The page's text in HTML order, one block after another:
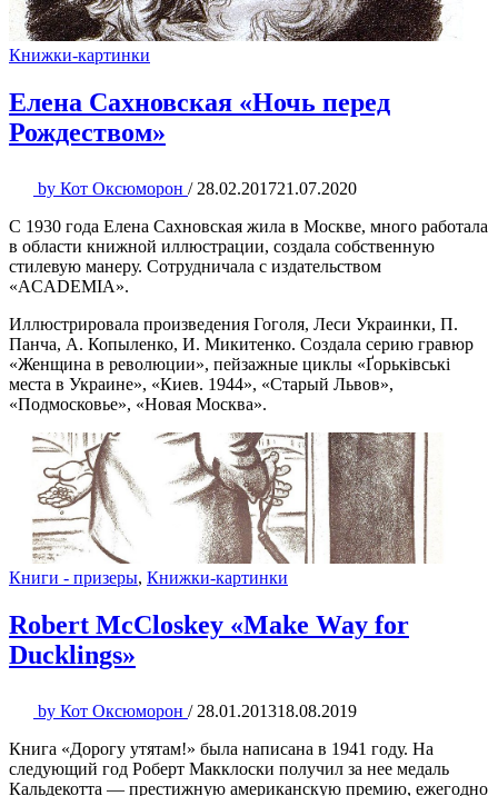
Книжки-картинки
Елена Сахновская «Ночь перед
Рождеством»
by Кот Оксюморон / 28.02.201721.07.2020
С 1930 года Елена Сахновская жила в Москве, много работала
в области книжной иллюстрации, создала собственную
стилевую манеру. Сотрудничала с издательством
«ACADEMIA».
Иллюстрировала произведения Гоголя, Леси Украинки, П.
Панча, А. Копыленко, И. Микитенко. Создала серию гравюр
«Женщина в революции», пейзажные циклы «Ґорьківські
места в Украине», «Киев. 1944», «Старый Львов»,
«Подмосковье», «Новая Москва».
Книги - призеры, Книжки-картинки
Robert McCloskey «Make Way for
Ducklings»
by Кот Оксюморон / 28.01.201318.08.2019
Книга «Дорогу утятам!» была написана в 1941 году. На
следующий год Роберт Макклоски получил за нее медаль
Кальдекотта — престижную американскую премию, ежегодно